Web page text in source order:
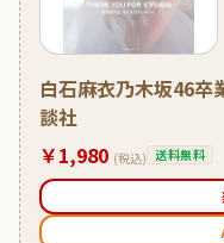
白石麻衣乃木坂46卒
談社
￥1,980 (税込) 送料無料